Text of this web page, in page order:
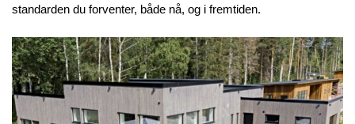
standarden du forventer, både nå, og i fremtiden.